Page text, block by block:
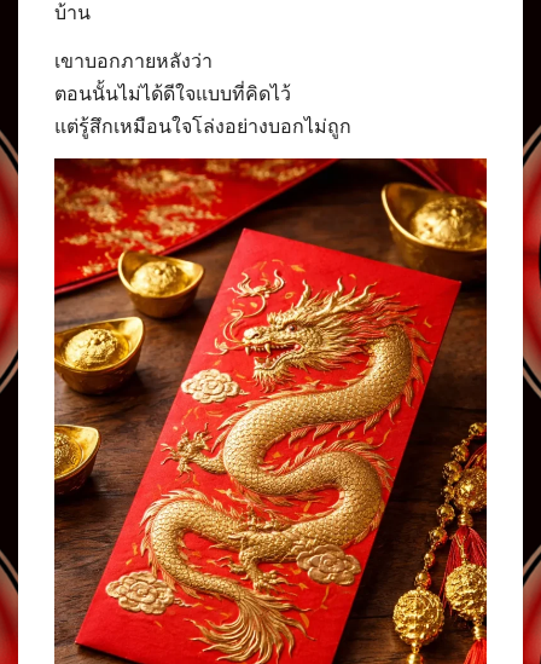
บ้าน
เขาบอกภายหลังว่า
ตอนนั้นไม่ได้ดีใจแบบที่คิดไว้
แต่รู้สึกเหมือนใจโล่งอย่างบอกไม่ถูก